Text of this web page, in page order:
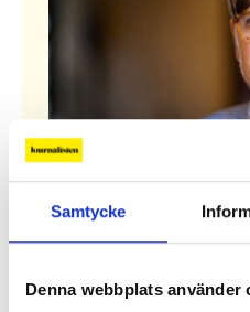
Samtycke
Denna webbplats använder
”Hotet kommer
Den populistiska
inte gett några större